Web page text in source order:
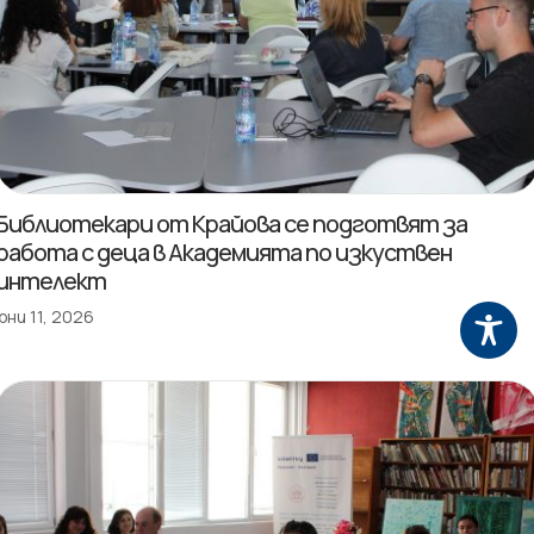
от Крайова се подготвят за
с деца в Академията по изкуствен
11, 2026